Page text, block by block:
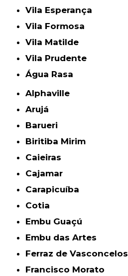
Vila Esperança
Vila Formosa
Vila Matilde
Vila Prudente
Água Rasa
Alphaville
Arujá
Barueri
Biritiba Mirim
Caieiras
Cajamar
Carapicuíba
Cotia
Embu Guaçú
Embu das Artes
Ferraz de Vasconcelos
Francisco Morato